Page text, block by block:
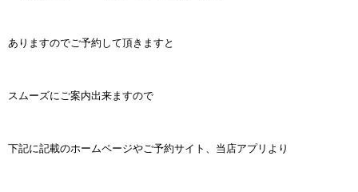
ありますのでご予約して頂きますと
スムーズにご案内出来ますので
下記に記載のホームページやご予約サイト、当店アプリより